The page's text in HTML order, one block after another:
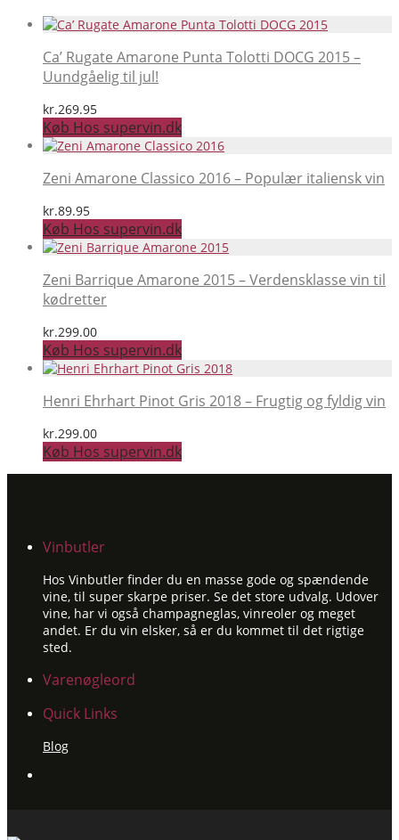
Ca’ Rugate Amarone Punta Tolotti DOCG 2015 –
Uundgåelig til jul!
kr.269.95
Køb Hos supervin.dk
Zeni Amarone Classico 2016 – Populær italiensk vin
kr.89.95
Køb Hos supervin.dk
Zeni Barrique Amarone 2015 – Verdensklasse vin til
kødretter
kr.299.00
Køb Hos supervin.dk
Henri Ehrhart Pinot Gris 2018 – Frugtig og fyldig vin
kr.299.00
Køb Hos supervin.dk
Vinbutler
Hos Vinbutler finder du en masse gode og spændende
vine, til super skarpe priser. Se det store udvalg. Udover
vine, har vi også champagneglas, vinreoler og meget
andet. Er du vin elsker, så er du kommet til det rigtige
sted.
Varenøgleord
Quick Links
Blog